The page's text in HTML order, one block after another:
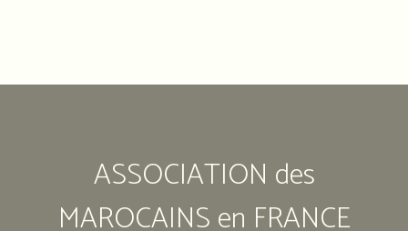
adresse
des
marocains
en
ASSOCIATION des
MAROCAINS en FRANCE